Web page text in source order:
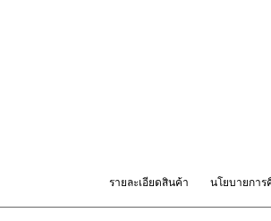
รายละเอียดสินค้า นโยบายกา